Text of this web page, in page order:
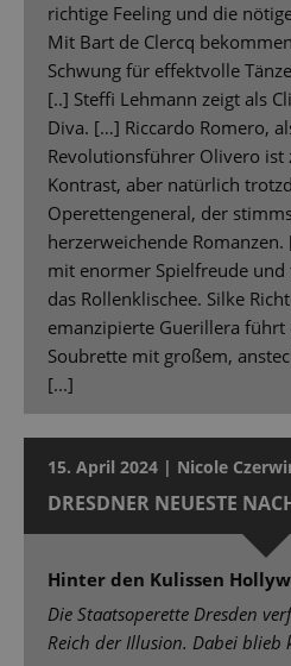
richtige Feeling und die
Mit Bart de Clercq
Schwung für effektvolle
[..] Steffi Lehmann zeigt als
Diva. […] Riccardo Romero,
Revolutionsführer Olivero
Kontrast, aber natürlich
Operettengeneral, der
herzerweichende
mit enormer Spielfreude und
das Rollenklischee. Silke
emanzipierte Guerillera führt
Soubrette mit großem,
[...]
15. April 2024 | Nicole
DRESDNER NEUESTE
Hinter den Kulissen
Die Staatsoperette Dresden
Reich der Illusion. Dabei blieb